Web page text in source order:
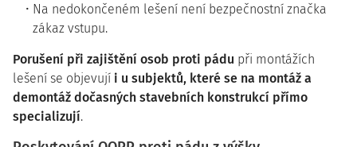
Na nedokončeném lešení není bezpečnostní značka
zákaz vstupu.
Porušení při zajištění osob proti pádu při montážích
lešení se objevují i u subjektů, které se na montáž a
demontáž dočasných stavebních konstrukcí přímo
specializují.